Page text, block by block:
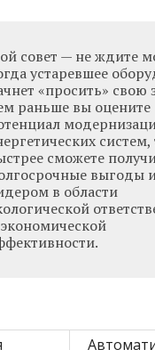
совет — не ждите
устаревшее
«просить» свою
раньше вы оцените
сможете
выгоды
в области